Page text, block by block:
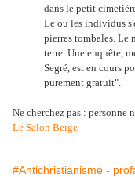
dans le petit
Le ou les individus
pierres tombales. Le
terre. Une enquête,
Segré, est en cours
purement gratuit".
Ne cherchez pas : personne
Le Salon Beige
#Antichristianisme -